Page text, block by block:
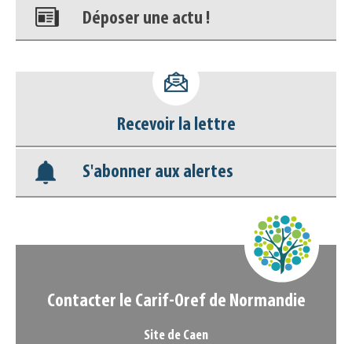
Déposer une actu !
déconnecter)
Base documentaire
Nos veilles Scoop.it
Recevoir la lettre
S'abonner aux alertes
Contacter le Carif-Oref de Normandie
Site de Caen